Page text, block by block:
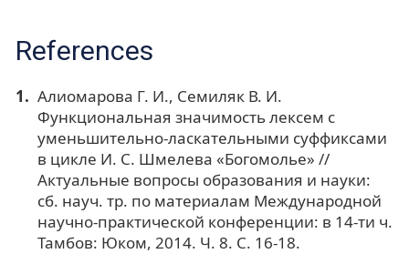
References
Алиомарова Г. И., Семиляк В. И.
Функциональная значимость лексем с
уменьшительно-ласкательными суффиксами
в цикле И. С. Шмелева «Богомолье» //
Актуальные вопросы образования и науки:
сб. науч. тр. по материалам Международной
научно-практической конференции: в 14-ти ч.
Тамбов: Юком, 2014. Ч. 8. С. 16-18.